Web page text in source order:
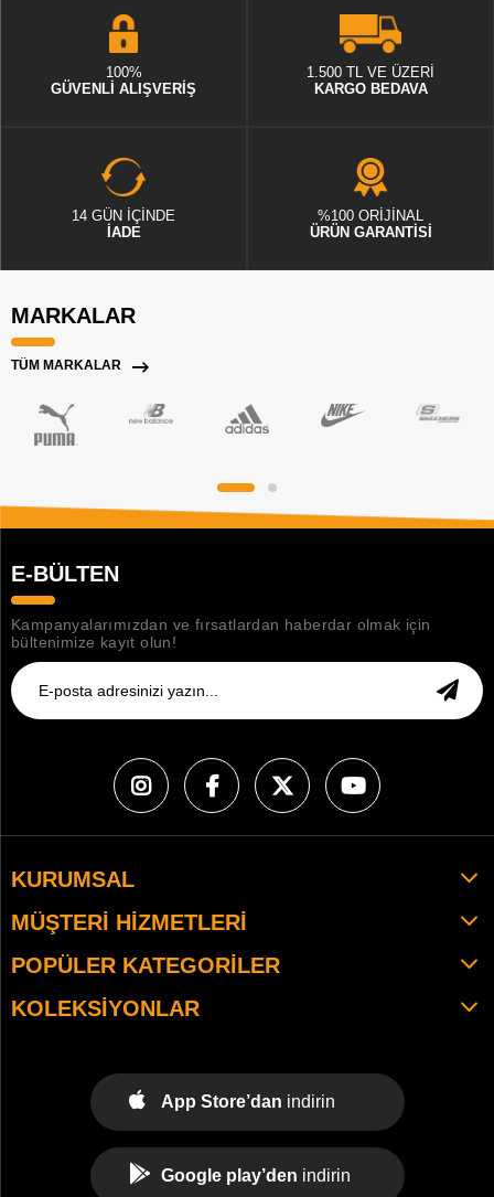
100%
GÜVENLİ ALIŞVERİŞ
1.500 TL VE ÜZERİ
KARGO BEDAVA
14 GÜN İÇİNDE
İADE
%100 ORİJİNAL
ÜRÜN GARANTİSİ
MARKALAR
TÜM MARKALAR
E-BÜLTEN
Kampanyalarımızdan ve fırsatlardan haberdar olmak için
bültenimize kayıt olun!
KURUMSAL
MÜŞTERI HIZMETLERI
POPÜLER KATEGORILER
KOLEKSIYONLAR
App Store’dan indirin
Google play’den indirin